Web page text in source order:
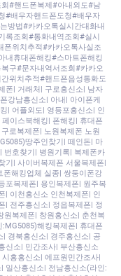
#핸드폰복제#아내외도#남
#배우자핸드폰도청#배우자
방법#카카오톡실시간대화내
록조회#통화내역조회#실시
폰위치추적#카카오톡사실조
내휴대폰해킹#스마트폰해킹
구#문자내역서조회#카카오
위치추적#핸드폰음성통화도
폰| 거래처| 구로흥신소| 남자
강남흥신소| 아내| 아이폰케
| 어플외도| 영등포흥신소| 인
이스북해킹| 폰해킹| 휴대폰
로복제폰| 노원복제폰 노원
땅주인찾기| 떼인돈| 마
번호찾기| 병원기록| 복제폰카
기| 사이버복제폰 서울복제폰|
폰해킹업체 실종| 쌍둥이폰강
포복제폰| 용인복제폰| 원주복
| 이천흥신소 인천복제폰| 인
| 전주흥신소| 정읍복제폰| 정
원복제폰| 창원흥신소| 춘천복
해킹복제폰| 휴대폰
경북흥신소| 경주흥신소| 공
신소| 민간조사| 부산흥신소
흥흥신소| 에프원민간조사|
일산흥신소| 전남흥신소(라인: